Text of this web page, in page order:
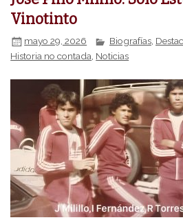
Vinotinto
mayo 29, 2026 Biografías,
Historia no contada Noticias